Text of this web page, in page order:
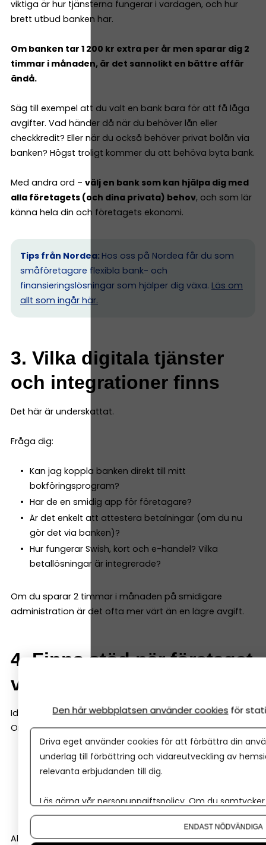
viktiga är hur tjänsterna fungerar i vardagen, och hur
brett utbud banken har.
Om banken tar 1 200 kr extra per år men sparar dig 2
timmar i månaden, är det sannolikt en bättre affär
ändå.
Säg till exempel att du valt en bank bara för att få låga
avgifter. Vad händer då när du behöver lån eller
checkkredit? Eller när du också behöver privat bolån via
banken? Högst troligt kommer du att behöva byta bank.
Med andra ord – välj en bank som kan hjälpa dig med
alla företagets (och dina privata) behov, och som lär
känna hela din och företagets ekonomi.
Tips från Nordea: Hos oss på Nordea får du som
småföretagare flexibla bank- och
finansieringslösningar som hjälper dig växa. Läs om
allt som ingår här.
3. Vilka digitala tjänster
och integrationer finns
Det här är underskattat.
Fråga dig:
Kan jag koppla banken direkt till mitt
bokföringsprogram?
Har de en smidig app för företagare?
Är det enkelt att attestera betalningar (om du nu
gör det via banken)?
Hur fungerar Swish, kort och e-handel? Vilka
betallösningar är integrerade?
Om du sparar 2 timmar i månaden på smidigare
administration är det ofta mer värt än en lägre avgift.
4. Finns stöd när företaget
växer?
Idag kanske du bara behöver ett konto.
Om två år kanske du behöver:
Checkkredit
Företagslån
Rådgivning kring investeringar
Alla banker är inte lika företagsinriktade.
Den här webbplatsen använder cookies för
Driva eget använder cookies för att förbättra din
underlag till förbättring och vidareutveckling av
relevanta erbjudanden till dig.
Läs gärna vår personuppgiftspolicy. Om du
Om du vill ändra ditt val i efterhand hittar du den
ENDAST NÖDVÄNDIGA